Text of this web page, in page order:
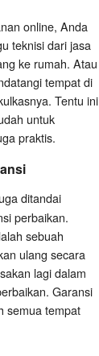
online, Anda
teknisi dari jasa
ke rumah. Atau
tempat di
Tentu ini
untuk
praktis.
ditandai
perbaikan.
sebuah
ulang secara
lagi dalam
Garansi
semua tempat